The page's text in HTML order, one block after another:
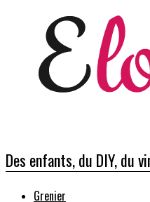
Des enfants, du DIY, du
Grenier